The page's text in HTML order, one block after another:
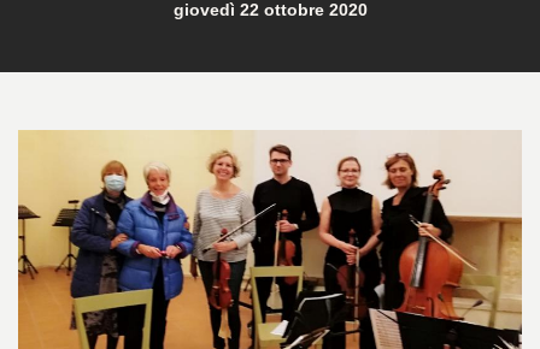
giovedì 22 ottobre 2020